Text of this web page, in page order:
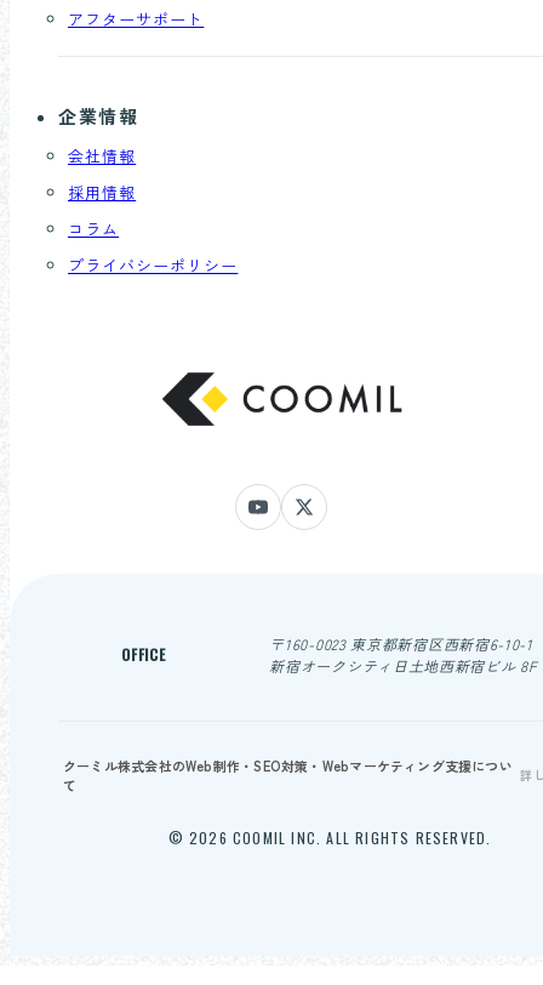
アフターサポート
企業情報
会社情報
採用情報
コラム
プライバシーポリシー
OFFICE
〒160-0023 東京都新宿区西新宿6-10-1
新宿オークシティ日土地西新宿ビル 8F
クーミル株式会社のWeb制作・SEO対策・Webマーケティング支援につい
て
詳
© 2026 COOMIL INC. ALL RIGHTS RESERVED.